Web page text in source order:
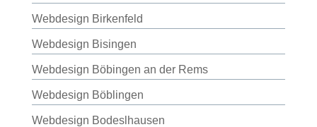
Webdesign Birkenfeld
Webdesign Bisingen
Webdesign Böbingen an der Rems
Webdesign Böblingen
Webdesign Bodeslhausen